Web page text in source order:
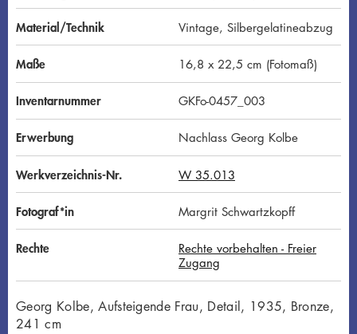
Material/Technik Vintage, Silbergelatineabzug
Maße 16,8 x 22,5 cm (Fotomaß)
Inventarnummer GKFo-0457_003
Erwerbung Nachlass Georg Kolbe
Werkverzeichnis-Nr. W 35.013
Fotograf*in Margrit Schwartzkopff
Rechte
Rechte vorbehalten - Freier
Zugang
Georg Kolbe, Aufsteigende Frau, Detail, 1935, Bronze,
241 cm